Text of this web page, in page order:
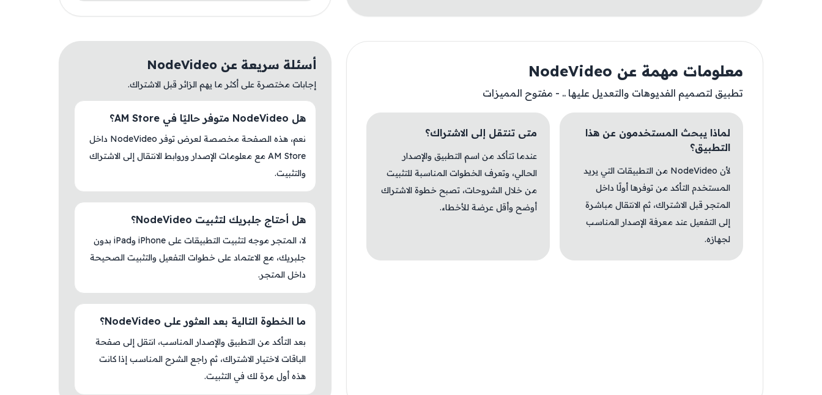
معلومات مهمة عن NodeVideo
تطبيق لتصميم الفديوهات والتعديل عليها .. - مفتوح المميزات
لماذا يبحث المستخدمون عن هذا
التطبيق؟
لأن NodeVideo من التطبيقات التي يريد
المستخدم التأكد من توفرها أولًا داخل
المتجر قبل الاشتراك، ثم الانتقال مباشرة
إلى التفعيل عند معرفة الإصدار المناسب
لجهازه.
متى تنتقل إلى الاشتراك؟
عندما تتأكد من اسم التطبيق والإصدار
الحالي، وتعرف الخطوات المناسبة للتثبيت
من خلال الشروحات، تصبح خطوة الاشتراك
أوضح وأقل عرضة للأخطاء.
أسئلة سريعة عن NodeVideo
إجابات مختصرة على أكثر ما يهم الزائر قبل الاشتراك.
هل NodeVideo متوفر حاليًا في AM Store؟
نعم، هذه الصفحة مخصصة لعرض توفر NodeVideo داخل
AM Store مع معلومات الإصدار وروابط الانتقال إلى الاشتراك
والتثبيت.
هل أحتاج جلبريك لتثبيت NodeVideo؟
لا، المتجر موجه لتثبيت التطبيقات على iPhone وiPad بدون
جلبريك، مع الاعتماد على خطوات التفعيل والتثبيت الصحيحة
داخل المتجر.
ما الخطوة التالية بعد العثور على NodeVideo؟
بعد التأكد من التطبيق والإصدار المناسب، انتقل إلى صفحة
الباقات لاختيار الاشتراك، ثم راجع الشرح المناسب إذا كانت
هذه أول مرة لك في التثبيت.